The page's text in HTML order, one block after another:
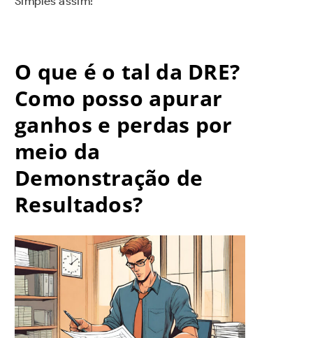
O que é o tal da DRE?
Como posso apurar
ganhos e perdas por
meio da
Demonstração de
Resultados?